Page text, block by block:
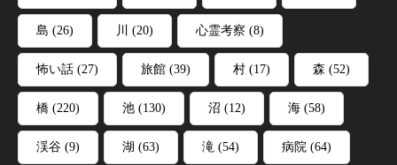
島 (26) 川 (20) 心霊考察 (8)
怖い話 (27) 旅館 (39) 村 (17) 森 (52)
橋 (220) 池 (130) 沼 (12) 海 (58)
渓谷 (9) 湖 (63) 滝 (54) 病院 (64)